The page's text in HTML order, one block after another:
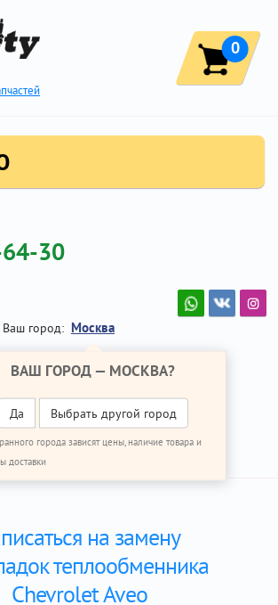
0
30
Ваш город: Москва
ВАШ ГОРОД — МОСКВА?
Да Выбрать другой город
города зависят цены, наличие товара и
доставки
Шевроле Авео
на замену
теплообменника
Chevrolet Aveo